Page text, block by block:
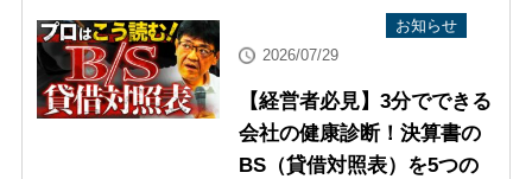
お知らせ
2026/07/29
【経営者必見】3分でできる
会社の健康診断！決算書の
BS（貸借対照表）を5つの